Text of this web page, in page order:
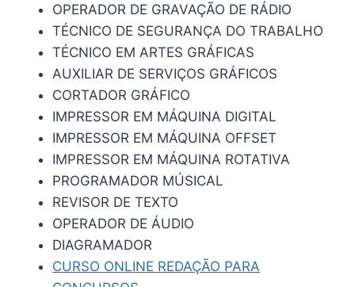
OPERADOR DE GRAVAÇÃO DE RÁDIO
TÉCNICO DE SEGURANÇA DO TRABALHO
TÉCNICO EM ARTES GRÁFICAS
AUXILIAR DE SERVIÇOS GRÁFICOS
CORTADOR GRÁFICO
IMPRESSOR EM MÁQUINA DIGITAL
IMPRESSOR EM MÁQUINA OFFSET
IMPRESSOR EM MÁQUINA ROTATIVA
PROGRAMADOR MÚSICAL
REVISOR DE TEXTO
OPERADOR DE ÁUDIO
DIAGRAMADOR
CURSO ONLINE REDAÇÃO PARA